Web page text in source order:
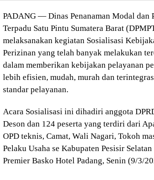
PADANG — Dinas Penanaman Modal dan
Terpadu Satu Pintu Sumatera Barat
melaksanakan kegiatan Sosialisasi
Perizinan yang telah banyak melakukan
dalam memberikan kebijakan pelayanan
lebih efisien, mudah, murah dan
standar pelayanan.
Acara Sosialisasi ini dihadiri anggota
Deson dan 124 peserta yang terdiri dari
OPD teknis, Camat, Wali Nagari, Tokoh
Pelaku Usaha se Kabupaten Pesisir
Premier Basko Hotel Padang, Senin (9/3/